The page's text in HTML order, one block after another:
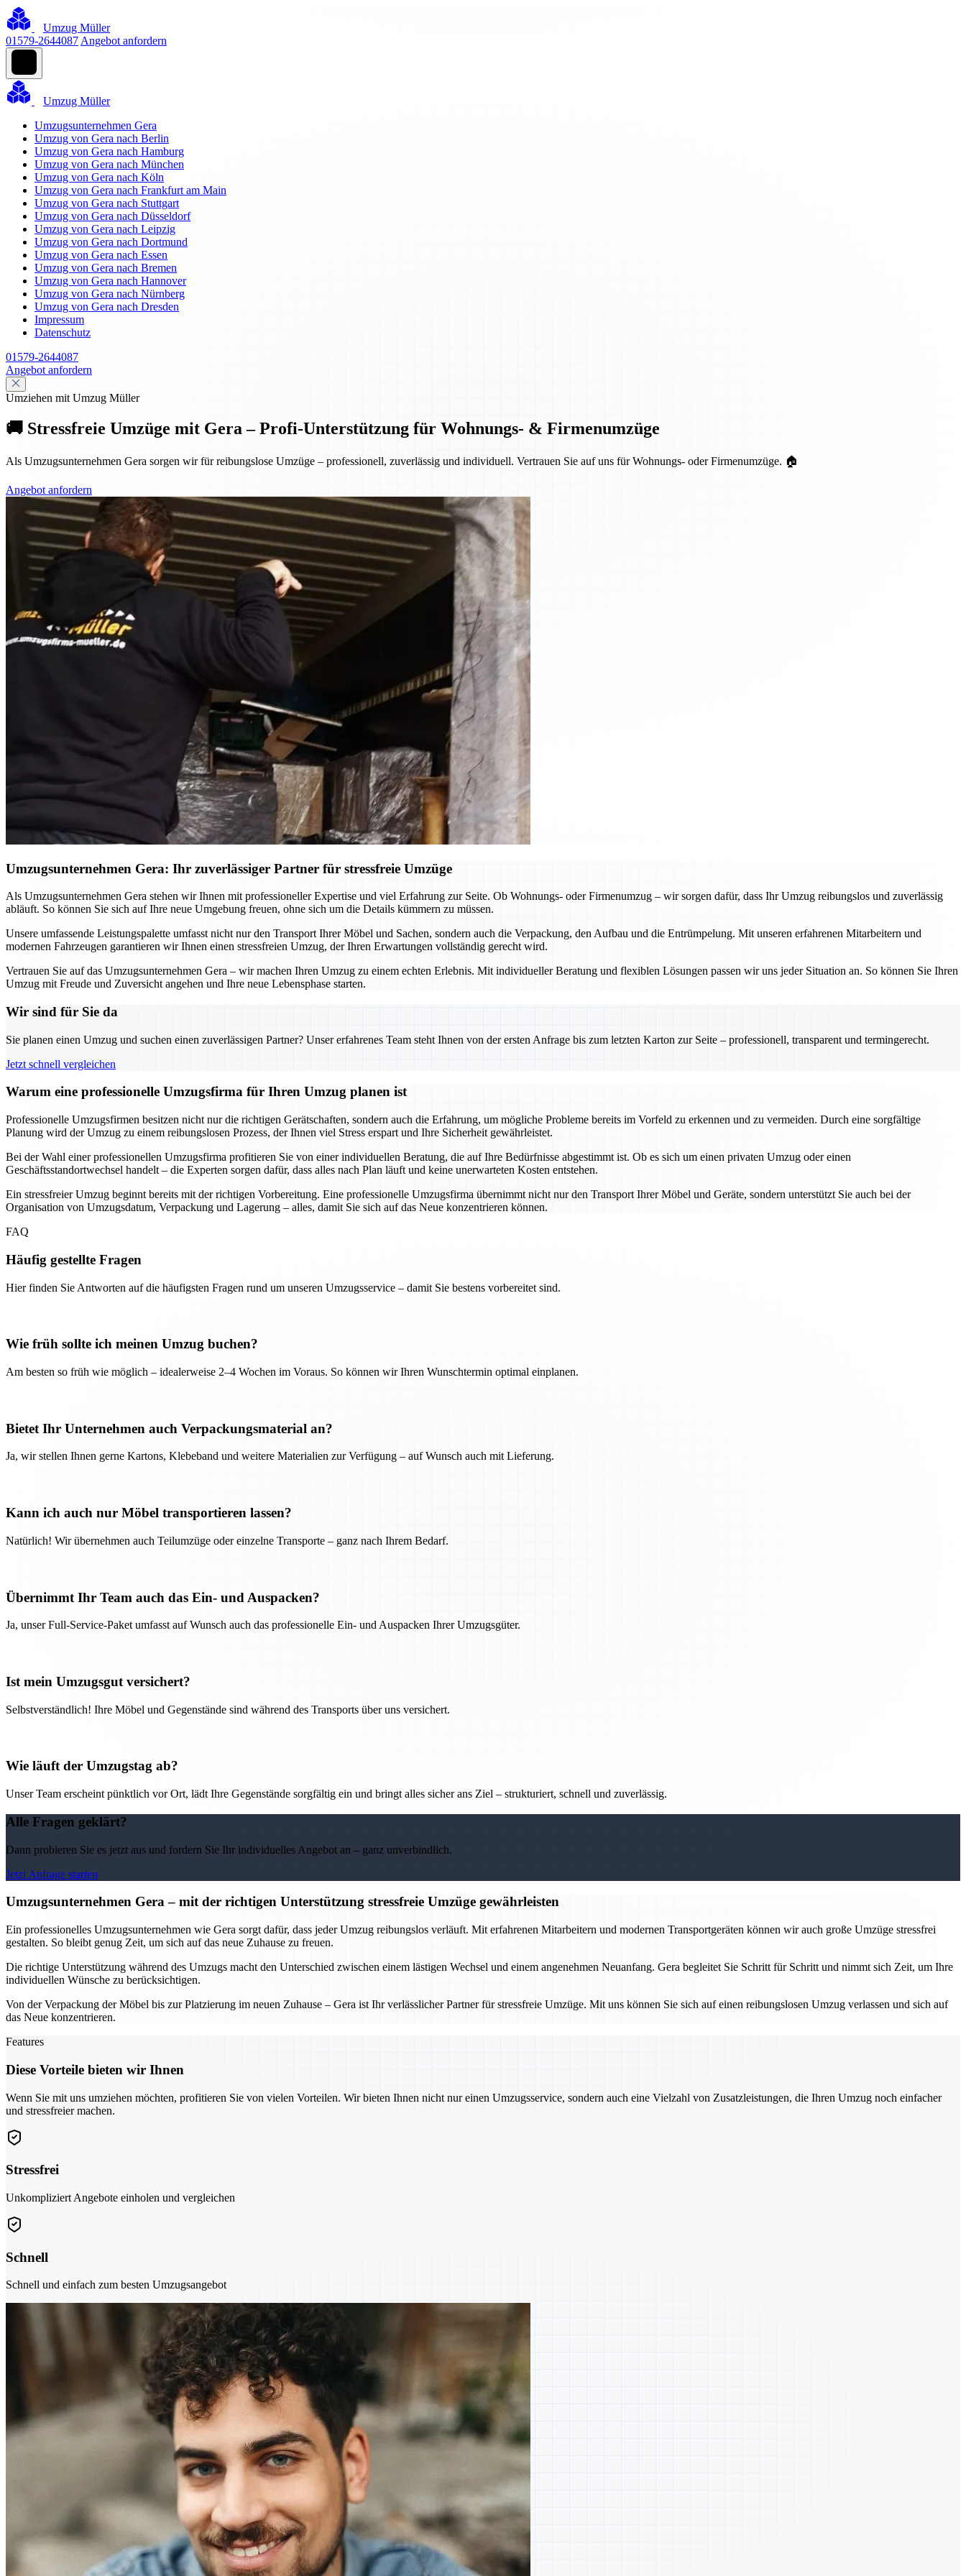
Umzug Müller
01579-2644087 Angebot anfordern
Umzug Müller
Umzugsunternehmen Gera
Umzug von Gera nach Berlin
Umzug von Gera nach Hamburg
Umzug von Gera nach München
Umzug von Gera nach Köln
Umzug von Gera nach Frankfurt am Main
Umzug von Gera nach Stuttgart
Umzug von Gera nach Düsseldorf
Umzug von Gera nach Leipzig
Umzug von Gera nach Dortmund
Umzug von Gera nach Essen
Umzug von Gera nach Bremen
Umzug von Gera nach Hannover
Umzug von Gera nach Nürnberg
Umzug von Gera nach Dresden
Impressum
Datenschutz
01579-2644087
Angebot anfordern
Umziehen mit Umzug Müller
🚚 Stressfreie Umzüge mit Gera – Profi-Unterstützung für Wohnungs- & Firmenumzüge
Als Umzugsunternehmen Gera sorgen wir für reibungslose Umzüge – professionell, zuverlässig und individuell. Vertrauen Sie auf uns für Wohnungs- oder Firmenumzüge. 🏠
Angebot anfordern
Umzugsunternehmen Gera: Ihr zuverlässiger Partner für stressfreie Umzüge
Als Umzugsunternehmen Gera stehen wir Ihnen mit professioneller Expertise und viel Erfahrung zur Seite. Ob Wohnungs- oder Firmenumzug – wir sorgen dafür, dass Ihr Umzug reibungslos und zuverlässig
abläuft. So können Sie sich auf Ihre neue Umgebung freuen, ohne sich um die Details kümmern zu müssen.
Unsere umfassende Leistungspalette umfasst nicht nur den Transport Ihrer Möbel und Sachen, sondern auch die Verpackung, den Aufbau und die Entrümpelung. Mit unseren erfahrenen Mitarbeitern und
modernen Fahrzeugen garantieren wir Ihnen einen stressfreien Umzug, der Ihren Erwartungen vollständig gerecht wird.
Vertrauen Sie auf das Umzugsunternehmen Gera – wir machen Ihren Umzug zu einem echten Erlebnis. Mit individueller Beratung und flexiblen Lösungen passen wir uns jeder Situation an. So können Sie Ihren
Umzug mit Freude und Zuversicht angehen und Ihre neue Lebensphase starten.
Wir sind für Sie da
Sie planen einen Umzug und suchen einen zuverlässigen Partner? Unser erfahrenes Team steht Ihnen von der ersten Anfrage bis zum letzten Karton zur Seite – professionell, transparent und termingerecht.
Jetzt schnell vergleichen
Warum eine professionelle Umzugsfirma für Ihren Umzug planen ist
Professionelle Umzugsfirmen besitzen nicht nur die richtigen Gerätschaften, sondern auch die Erfahrung, um mögliche Probleme bereits im Vorfeld zu erkennen und zu vermeiden. Durch eine sorgfältige
Planung wird der Umzug zu einem reibungslosen Prozess, der Ihnen viel Stress erspart und Ihre Sicherheit gewährleistet.
Bei der Wahl einer professionellen Umzugsfirma profitieren Sie von einer individuellen Beratung, die auf Ihre Bedürfnisse abgestimmt ist. Ob es sich um einen privaten Umzug oder einen
Geschäftsstandortwechsel handelt – die Experten sorgen dafür, dass alles nach Plan läuft und keine unerwarteten Kosten entstehen.
Ein stressfreier Umzug beginnt bereits mit der richtigen Vorbereitung. Eine professionelle Umzugsfirma übernimmt nicht nur den Transport Ihrer Möbel und Geräte, sondern unterstützt Sie auch bei der
Organisation von Umzugsdatum, Verpackung und Lagerung – alles, damit Sie sich auf das Neue konzentrieren können.
FAQ
Häufig gestellte Fragen
Hier finden Sie Antworten auf die häufigsten Fragen rund um unseren Umzugsservice – damit Sie bestens vorbereitet sind.
Wie früh sollte ich meinen Umzug buchen?
Am besten so früh wie möglich – idealerweise 2–4 Wochen im Voraus. So können wir Ihren Wunschtermin optimal einplanen.
Bietet Ihr Unternehmen auch Verpackungsmaterial an?
Ja, wir stellen Ihnen gerne Kartons, Klebeband und weitere Materialien zur Verfügung – auf Wunsch auch mit Lieferung.
Kann ich auch nur Möbel transportieren lassen?
Natürlich! Wir übernehmen auch Teilumzüge oder einzelne Transporte – ganz nach Ihrem Bedarf.
Übernimmt Ihr Team auch das Ein- und Auspacken?
Ja, unser Full-Service-Paket umfasst auf Wunsch auch das professionelle Ein- und Auspacken Ihrer Umzugsgüter.
Ist mein Umzugsgut versichert?
Selbstverständlich! Ihre Möbel und Gegenstände sind während des Transports über uns versichert.
Wie läuft der Umzugstag ab?
Unser Team erscheint pünktlich vor Ort, lädt Ihre Gegenstände sorgfältig ein und bringt alles sicher ans Ziel – strukturiert, schnell und zuverlässig.
Alle Fragen geklärt?
Dann probieren Sie es jetzt aus und fordern Sie Ihr individuelles Angebot an – ganz unverbindlich.
Jetzt Anfrage starten
Umzugsunternehmen Gera – mit der richtigen Unterstützung stressfreie Umzüge gewährleisten
Ein professionelles Umzugsunternehmen wie Gera sorgt dafür, dass jeder Umzug reibungslos verläuft. Mit erfahrenen Mitarbeitern und modernen Transportgeräten können wir auch große Umzüge stressfrei
gestalten. So bleibt genug Zeit, um sich auf das neue Zuhause zu freuen.
Die richtige Unterstützung während des Umzugs macht den Unterschied zwischen einem lästigen Wechsel und einem angenehmen Neuanfang. Gera begleitet Sie Schritt für Schritt und nimmt sich Zeit, um Ihre
individuellen Wünsche zu berücksichtigen.
Von der Verpackung der Möbel bis zur Platzierung im neuen Zuhause – Gera ist Ihr verlässlicher Partner für stressfreie Umzüge. Mit uns können Sie sich auf einen reibungslosen Umzug verlassen und sich auf
das Neue konzentrieren.
Features
Diese Vorteile bieten wir Ihnen
Wenn Sie mit uns umziehen möchten, profitieren Sie von vielen Vorteilen. Wir bieten Ihnen nicht nur einen Umzugsservice, sondern auch eine Vielzahl von Zusatzleistungen, die Ihren Umzug noch einfacher
und stressfreier machen.
Stressfrei
Unkompliziert Angebote einholen und vergleichen
Schnell
Schnell und einfach zum besten Umzugsangebot